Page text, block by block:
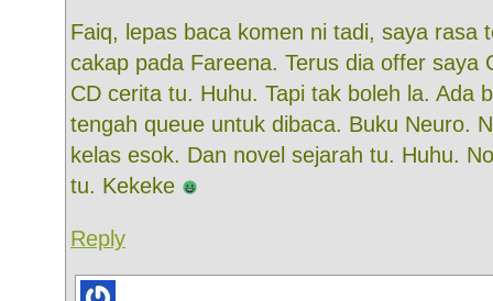
Faiq, lepas baca komen ni tadi, saya rasa
cakap pada Fareena. Terus dia offer saya
CD cerita tu. Huhu. Tapi tak boleh la. Ada
tengah queue untuk dibaca. Buku Neuro.
kelas esok. Dan novel sejarah tu. Huhu.
tu. Kekeke
Reply